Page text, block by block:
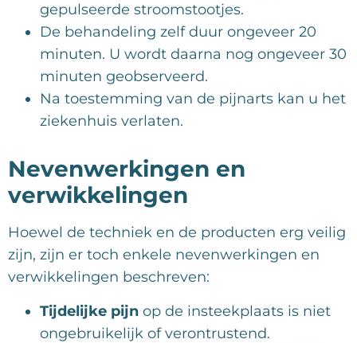
gepulseerde stroomstootjes.
De behandeling zelf duur ongeveer 20
minuten. U wordt daarna nog ongeveer 30
minuten geobserveerd.
Na toestemming van de pijnarts kan u het
ziekenhuis verlaten.
Nevenwerkingen en
verwikkelingen
Hoewel de techniek en de producten erg veilig
zijn, zijn er toch enkele nevenwerkingen en
verwikkelingen beschreven:
Tijdelijke pijn op de insteekplaats is niet
ongebruikelijk of verontrustend.